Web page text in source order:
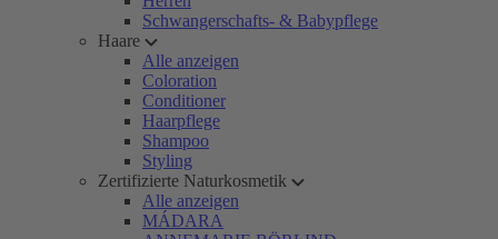
Schwangerschafts- & Babypflege
Haare
Alle anzeigen
Coloration
Conditioner
Haarpflege
Shampoo
Styling
Zertifizierte Naturkosmetik
Alle anzeigen
MÁDARA